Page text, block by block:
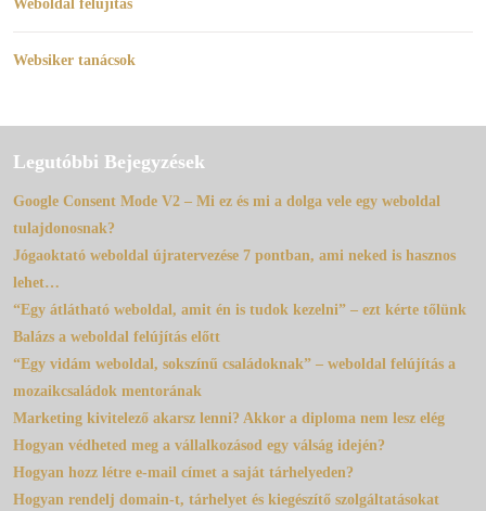
Weboldal felújítás
Websiker tanácsok
Legutóbbi Bejegyzések
Google Consent Mode V2 – Mi ez és mi a dolga vele egy weboldal
tulajdonosnak?
Jógaoktató weboldal újratervezése 7 pontban, ami neked is hasznos
lehet…
“Egy átlátható weboldal, amit én is tudok kezelni” – ezt kérte tőlünk
Balázs a weboldal felújítás előtt
“Egy vidám weboldal, sokszínű családoknak” – weboldal felújítás a
mozaikcsaládok mentorának
Marketing kivitelező akarsz lenni? Akkor a diploma nem lesz elég
Hogyan védheted meg a vállalkozásod egy válság idején?
Hogyan hozz létre e-mail címet a saját tárhelyeden?
Hogyan rendelj domain-t, tárhelyet és kiegészítő szolgáltatásokat